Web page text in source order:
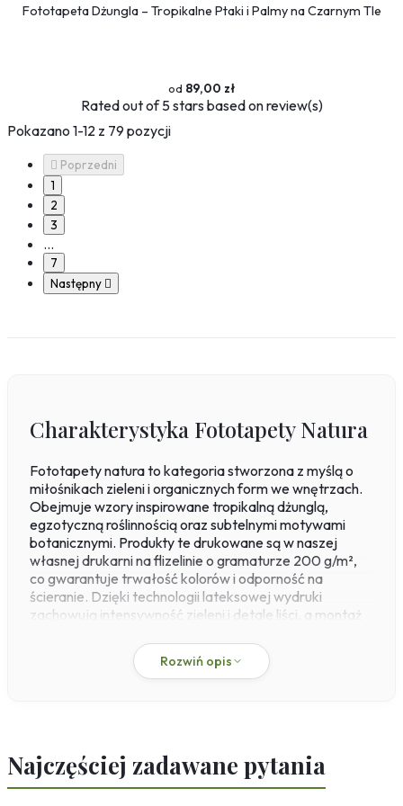
Fototapeta Dżungla – Tropikalne Ptaki i Palmy na Czarnym Tle
89,00 zł
Ratedout of 5 stars based onreview(s)
Pokazano 1-12 z 79 pozycji
 Poprzedni
1
2
3
…
7
Następny 
Charakterystyka Fototapety Natura
Fototapety natura to kategoria stworzona z myślą o
miłośnikach zieleni i organicznych form we wnętrzach.
Obejmuje wzory inspirowane tropikalną dżunglą,
egzotyczną roślinnością oraz subtelnymi motywami
botanicznymi. Produkty te drukowane są w naszej
własnej drukarni na flizelinie o gramaturze 200 g/m²,
co gwarantuje trwałość kolorów i odporność na
ścieranie. Dzięki technologii lateksowej wydruki
zachowują intensywność zieleni i detale liści, a montaż
pomieszczeniach.
Te fototapety doskonale sprawdzają się w salonie,
fototapety tropikalne do salonu z dużymi liśćmi
monstery nadają wnętrzom nowoczesny charakter.
Wskazówka: jeśli zależy Ci na subtelnym efekcie,
Rozwiń opis
Najczęściej zadawane pytania